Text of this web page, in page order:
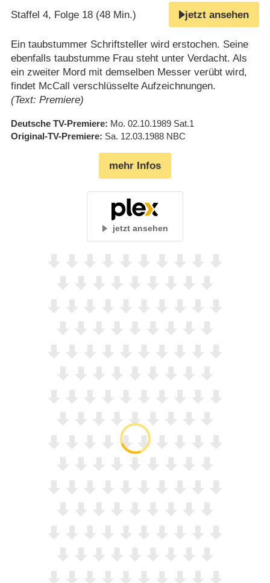
Staffel 4, Folge 18 (48 Min.) jetzt ansehen
Ein taubstummer Schriftsteller wird erstochen. Seine
ebenfalls taubstumme Frau steht unter Verdacht. Als
ein zweiter Mord mit demselben Messer verübt wird,
findet McCall verschlüsselte Aufzeichnungen.
(Text: Premiere)
Deutsche TV-Premiere Mo. 02.10.1989 Sat.1
Original-TV-Premiere Sa. 12.03.1988 NBC
mehr Infos
jetzt ansehen